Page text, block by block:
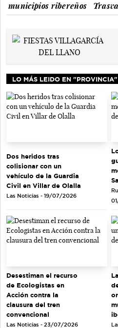
municipios ribereños
LO MÁS LEIDO EN "PROVINCIA"
Dos heridos tras
colisionar con un
vehículo de la Guardia
Civil en Villar de Olalla
Las Noticias - 19/07/2026
Desestiman el recurso
de Ecologistas en
Acción contra la
clausura del tren
convencional
Las Noticias - 23/07/2026